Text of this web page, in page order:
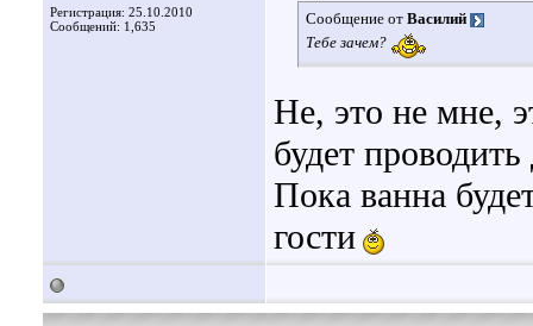
Регистрация: 25.10.2010
Сообщений: 1,635
Сообщение от Василий
Тебе зачем?
Не, это не мне,
будет
Пока ванна
гости